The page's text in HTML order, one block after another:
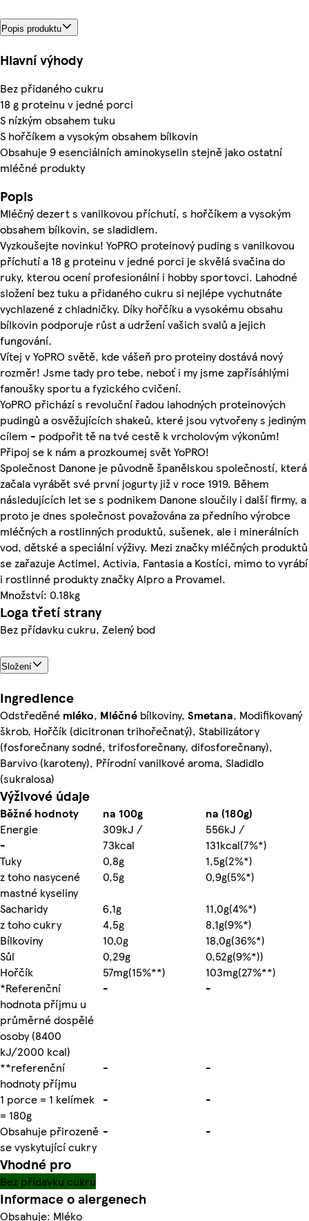
Popis produktu
Hlavní výhody
Bez přidaného cukru
18 g proteinu v jedné porci
S nízkým obsahem tuku
S hořčíkem a vysokým obsahem bílkovin
Obsahuje 9 esenciálních aminokyselin stejně jako ostatní
mléčné produkty
Popis
Mléčný dezert s vanilkovou příchutí, s hořčíkem a vysokým
obsahem bílkovin, se sladidlem.
Vyzkoušejte novinku! YoPRO proteinový puding s vanilkovou
příchutí a 18 g proteinu v jedné porci je skvělá svačina do
ruky, kterou ocení profesionální i hobby sportovci. Lahodné
složení bez tuku a přidaného cukru si nejlépe vychutnáte
vychlazené z chladničky. Díky hořčíku a vysokému obsahu
bílkovin podporuje růst a udržení vašich svalů a jejich
fungování.
Vítej v YoPRO světě, kde vášeň pro proteiny dostává nový
rozměr! Jsme tady pro tebe, neboť i my jsme zapřísáhlými
fanoušky sportu a fyzického cvičení.
YoPRO přichází s revoluční řadou lahodných proteinových
pudingů a osvěžujících shakeů, které jsou vytvořeny s jediným
cílem - podpořit tě na tvé cestě k vrcholovým výkonům!
Připoj se k nám a prozkoumej svět YoPRO!
Společnost Danone je původně španělskou společností, která
začala vyrábět své první jogurty již v roce 1919. Během
následujících let se s podnikem Danone sloučily i další firmy, a
proto je dnes společnost považována za předního výrobce
mléčných a rostlinných produktů, sušenek, ale i minerálních
vod, dětské a speciální výživy. Mezi značky mléčných produktů
se zařazuje Actimel, Activia, Fantasia a Kostíci, mimo to vyrábí
i rostlinné produkty značky Alpro a Provamel.
Množství: 0.18kg
Loga třetí strany
Bez přídavku cukru, Zelený bod
Složení
Ingredience
Odstředěné mléko, Mléčné bílkoviny, Smetana, Modifikovaný
škrob, Hořčík (dicitronan trihořečnatý), Stabilizátory
(fosforečnany sodné, trifosforečnany, difosforečnany),
Barvivo (karoteny), Přírodní vanilkové aroma, Sladidlo
(sukralosa)
Výživové údaje
Běžné hodnoty na 100g
na (180g)
Energie
309kJ /
556kJ /
-
73kcal
131kcal(7%*)
Tuky
0,8g
1,5g(2%*)
z toho nasycené
mastné kyseliny
0,5g
0,9g(5%*)
Sacharidy
6,1g
11,0g(4%*)
z toho cukry
4,5g
8,1g(9%*)
Bílkoviny
10,0g
18,0g(36%*)
Sůl
0,29g
0,52g(9%*))
Hořčík
57mg(15%**)
103mg(27%**)
*Referenční
hodnota příjmu u
průměrné dospělé
osoby (8400
kJ/2000 kcal)
- -
**referenční
hodnoty příjmu
-
-
1 porce = 1 kelímek
= 180g
-
-
Obsahuje přirozeně
se vyskytující cukry
- -
Vhodné pro
Bez přídavku cukru
Informace o alergenech
Obsahuje: Mléko